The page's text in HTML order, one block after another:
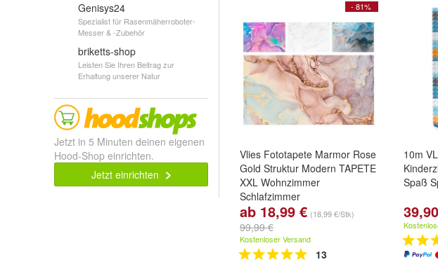
Genisys24
Spezialist für Rasenmäherroboter-
Messer & -Zubehör
briketts-shop
Leisten Sie Ihren Beitrag zur
Erhaltung unserer Natur
Jetzt in 5 Minuten deinen eigenen
Hood-Shop einrichten.
Jetzt einrichten
- 81%
Vlies Fototapete Marmor Rose
Gold Struktur Modern TAPETE
XXL Wohnzimmer
Schlafzimmer
Größe:104x70 cm - 1 Bahn
152x104 cm - 1 Bahn
208x146 cm - 2 Bahnen
weitere ...
ab 18,99 € (18,99 €/Stk)
99,99 €
Kostenloser Versand
13
10m
Spaß